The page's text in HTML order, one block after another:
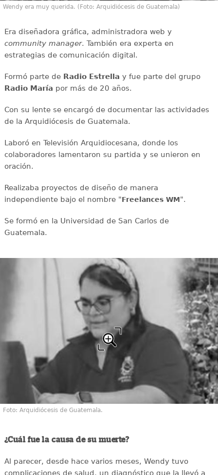
Wendy era muy querida. (Foto: Arquidiócesis de Guatemala)
Era diseñadora gráfica, administradora web y
community manager. También era experta en
estrategias de comunicación digital.
Formó parte de Radio Estrella y fue parte del grupo
Radio María por más de 20 años.
Con su lente se encargó de documentar las actividades
de la Arquidiócesis de Guatemala.
Laboró en Televisión Arquidiocesana, donde los
colaboradores lamentaron su partida y se unieron en
oración.
Realizaba proyectos de diseño de manera
independiente bajo el nombre "Freelances WM".
Se formó en la Universidad de San Carlos de
Guatemala.
Foto: Arquidiócesis de Guatemala.
¿Cuál fue la causa de su muerte?
Al parecer, desde hace varios meses, Wendy tuvo
complicaciones de salud, un diagnóstico que la llevó a